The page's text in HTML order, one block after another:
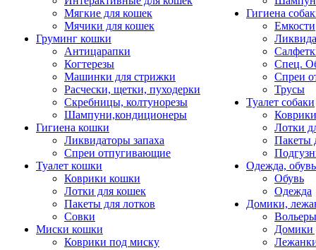
Мягкие для кошек
Мячики для кошек
Груминг кошки
Антицарапки
Когтерезы
Машинки для стрижки
Расчески, щетки, пуходерки
Скребницы, колтунорезы
Шампуни,кондиционеры
Гигиена кошки
Ликвидаторы запаха
Спреи отпугивающие
Туалет кошки
Коврики кошки
Лотки для кошек
Пакеты для лотков
Совки
Миски кошки
Коврики под миску
Гигиена
Емкости
Спец.
Спреи
Трусы
Туалет собаки
Коврики
Лотки
Пакеты
Одежда, обувь
Обувь
Одежда
Домики,
Домики